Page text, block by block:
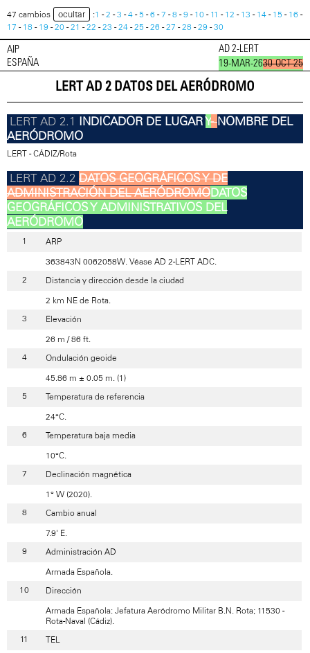
47 cambios ocultar :1 -2 -3 -4 -5 -6 -7 -8 -9 - 10 - 11 - 12 - 13 - 14 - 15 - 16 -
17 - 18 - 19 -20 -21 -22 -23 -24 -25 -26 -27 -28 -29 -30
AIP
ESPAÑA
AD 2-LERT
19-MAR-2630-OCT-25
LERT AD 2 DATOS DEL AERÓDROMO
INDICADOR DE LUGARY-NOMBRE DEL
AERÓDROMO
LERT - CÁDIZ/Rota
DATOS GEOGRÁFICOS Y DE
ADMINISTRACIÓN DEL AERÓDROMODATOS
GEOGRÁFICOS Y ADMINISTRATIVOS DEL
AERÓDROMO
ARP
363843N 0062058W. Véase AD 2-LERT ADC.
Distancia y dirección desde la ciudad
2 km NE de Rota.
Elevación
26 m / 86 ft.
Ondulación geoide
45.86 m ± 0.05 m. (1)
Temperatura de referencia
24°C.
Temperatura baja media
10°C.
Declinación magnética
1° W (2020).
Cambio anual
7.9' E.
Administración AD
Armada Española.
Dirección
Armada Española: Jefatura Aeródromo Militar B.N. Rota; 11530 -
Rota-Naval (Cádiz).
TEL